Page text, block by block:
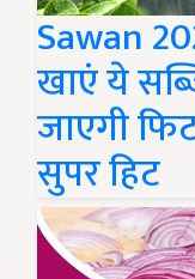
Sawan
खाएं ये
जाएगी
सुपर हिट